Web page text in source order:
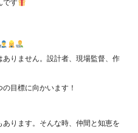
です
りません。設計者、現場監督、作
目標に向かいます！
ります。そんな時、仲間と知恵を